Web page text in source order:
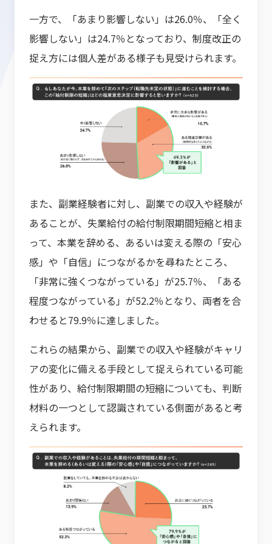
一方で、「あまり影響しない」は26.0％、「全く
影響しない」は24.7％となっており、制度改正の
捉え方には個人差がある様子も見受けられます。
また、副業経験者に対し、副業での収入や経験が
あることが、失業給付の給付制限期間短縮と相ま
って、本業を辞める、あるいは変える際の「安心
感」や「自信」につながるかを尋ねたところ、
「非常に強くつながっている」が25.7％、「ある
程度つながっている」が52.2％となり、両者を合
わせると79.9％に達しました。
これらの結果から、副業での収入や経験がキャリ
アの変化に備える手段として捉えられている可能
性があり、給付制限期間の短縮についても、判断
材料の一つとして認識されている側面があると考
えられます。